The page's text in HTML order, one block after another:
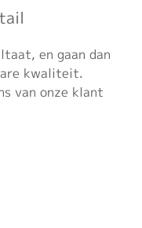
en gaan dan
kwaliteit.
van onze klant